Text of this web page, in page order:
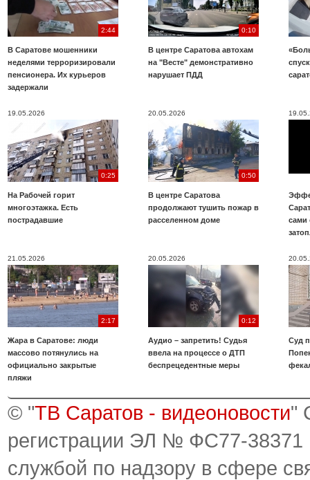
2:44
В Саратове мошенники
неделями терроризировали
пенсионера. Их курьеров
задержали
0:10
В центре Саратова автохам
на "Весте" демонстративно
нарушает ПДД
19.05.2026
0:25
На Рабочей горит
многоэтажка. Есть
пострадавшие
20.05.2026
0:50
В центре Саратова
продолжают тушить пожар в
расселенном доме
сами
21.05.2026
2:17
Жара в Саратове: люди
массово потянулись на
официально закрытые
пляжи
20.05.2026
0:12
Аудио – запретить! Судья
ввела на процессе о ДТП
беспрецедентные меры
Суд
© "ТВ Саратов - видеоновости"
регистрации ЭЛ № ФС77-38371
службой по надзору в сфере